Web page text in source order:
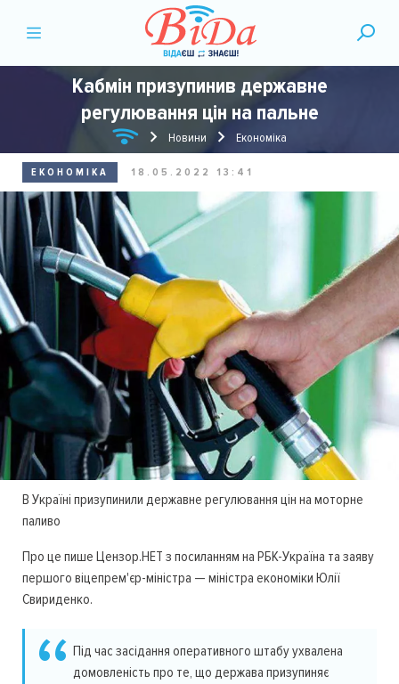
Кабмін призупинив державне
регулювання цін на пальне
Новини Економіка
ЕКОНОМІКА 18.05.2022 13:41
В Україні призупинили державне регулювання цін на моторне
паливо
Про це пише Цензор.НЕТ з посиланням на РБК-Україна та заяву
першого віцепрем'єр-міністра — міністра економіки Юлії
Свириденко.
Під час засідання оперативного штабу ухвалена
домовленість про те, що держава призупиняє